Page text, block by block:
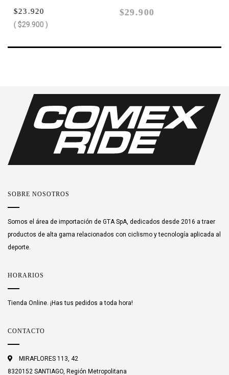
TRIBE
FLANGELESS 20%
OFF
$23.920
( $29.900 )
TRIBE FLANGE
$29.900
SOBRE NOSOTROS
Somos el área de importación de GTA SpA, dedicados desde 2016 a traer
productos de alta gama relacionados con ciclismo y tecnología aplicada al
deporte.
HORARIOS
Tienda Online. ¡Has tus pedidos a toda hora!
CONTACTO
MIRAFLORES 113, 42
8320152 SANTIAGO, Región Metropolitana